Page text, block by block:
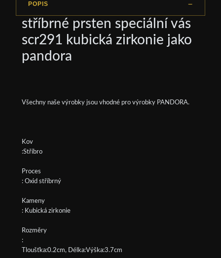
POPIS
stříbrné prsten speciální vás
scr291 kubická zirkonie jako
pandora
Všechny naše výrobky jsou vhodné pro výrobky PANDORA.
Kov
:Stříbro
Proces
: Oxid stříbrný
Kameny
: Kubická zirkonie
Rozměry
:
Tloušťka:0.2cm, Délka:Výška:3.7cm